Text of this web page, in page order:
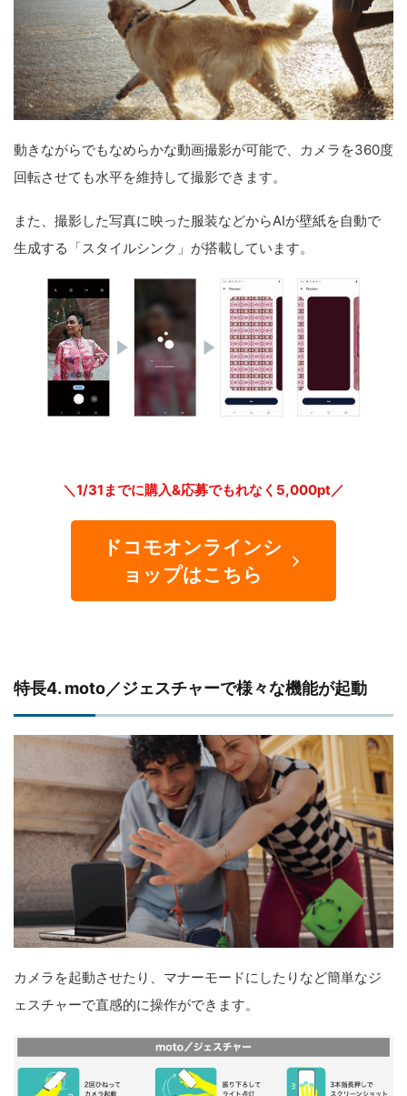
動きながらでもなめらかな動画撮影が可能で、カメラを360度
回転させても水平を維持して撮影できます。
また、撮影した写真に映った服装などからAIが壁紙を自動で
生成する「スタイルシンク」が搭載しています。
＼1/31までに購入&応募でもれなく5,000pt／
ドコモオンラインシ
ョップはこちら
特長4. moto／ジェスチャーで様々な機能が起動
カメラを起動させたり、マナーモードにしたりなど簡単なジ
ェスチャーで直感的に操作ができます。